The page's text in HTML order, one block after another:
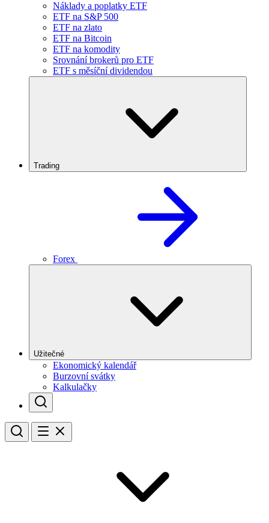
Náklady a poplatky ETF
ETF na S&P 500
ETF na zlato
ETF na Bitcoin
ETF na komodity
Srovnání brokerů pro ETF
ETF s měsíční dividendou
Trading
Forex
Užitečné
Ekonomický kalendář
Burzovní svátky
Kalkulačky